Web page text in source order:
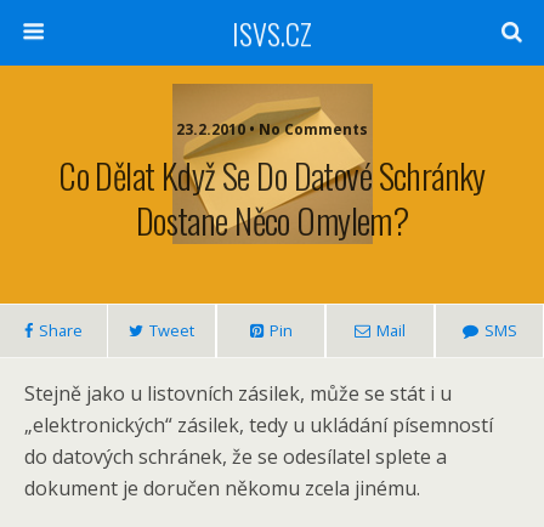
ISVS.CZ
23.2.2010 • No Comments
Co Dělat Když Se Do Datové Schránky
Dostane Něco Omylem?
Share Tweet Pin Mail SMS
Stejně jako u listovních zásilek, může se stát i u
„elektronických“ zásilek, tedy u ukládání písemností
do datových schránek, že se odesílatel splete a
dokument je doručen někomu zcela jinému.